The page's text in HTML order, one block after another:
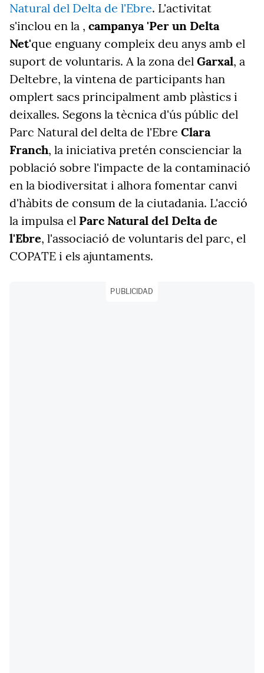
Natural del Delta de l'Ebre. L'activitat
s'inclou en la , campanya 'Per un Delta
Net'que enguany compleix deu anys amb el
suport de voluntaris. A la zona del Garxal, a
Deltebre, la vintena de participants han
omplert sacs principalment amb plàstics i
deixalles. Segons la tècnica d'ús públic del
Parc Natural del delta de l'Ebre Clara
Franch, la iniciativa pretén conscienciar la
població sobre l'impacte de la contaminació
en la biodiversitat i alhora fomentar canvi
d'hàbits de consum de la ciutadania. L'acció
la impulsa el Parc Natural del Delta de
l'Ebre, l'associació de voluntaris del parc, el
COPATE i els ajuntaments.
PUBLICIDAD